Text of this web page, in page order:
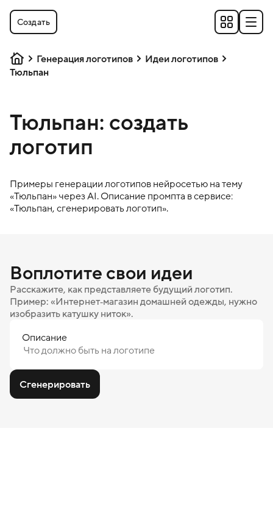
Создать
Генерация логотипов
Идеи логотипов
Тюльпан
Тюльпан: создать
логотип
Примеры генерации логотипов нейросетью на тему
«Тюльпан» через AI. Описание промпта в сервисе:
«Тюльпан, сгенерировать логотип».
Воплотите свои идеи
Расскажите, как представляете будущий логотип.
Пример: «Интернет‑магазин домашней одежды, нужно
изобразить катушку ниток».
Описание
Сгенерировать